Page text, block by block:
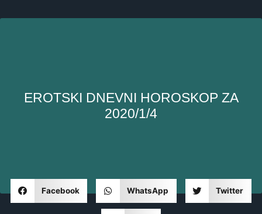
EROTSKI DNEVNI HOROSKOP ZA
2020/1/4
Facebook WhatsApp Twitter